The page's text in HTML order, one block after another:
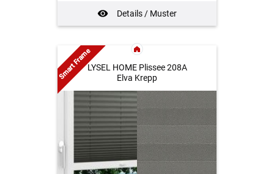
Details / Muster
LYSEL HOME Plissee 208A
Elva Krepp
Smart Frame